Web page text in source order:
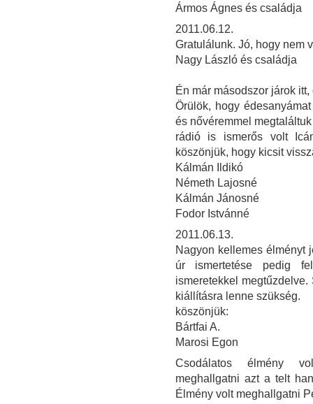
Ármos Ágnes és családja
2011.06.12.
Gratulálunk. Jó, hogy nem
Nagy László és családja
Én már másodszor járok
Örülök, hogy
és nővéremmel
rádió is ismerős volt
köszönjük, hogy kicsit
Kálmán Ildikó
Németh Lajosné
Kálmán Jánosné
Fodor Istvánné
2011.06.13.
Nagyon kellemes élményt
úr ismertetése pedig
ismeretekkel
kiállításra lenne szükség.
köszönjük:
Bártfai A.
Marosi Egon
Csodálatos élmény
meghallgatni azt a telt
Élmény volt meghallgatni